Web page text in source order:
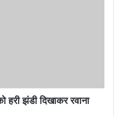
झंडी दिखाकर रवाना